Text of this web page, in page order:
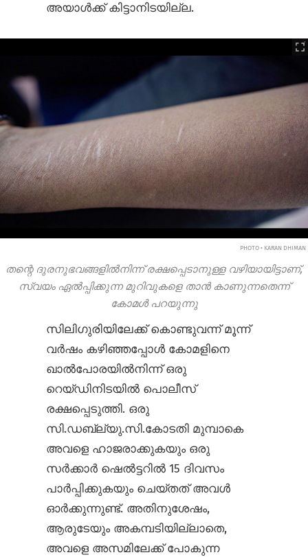
അയാൾക്ക് കിട്ടാനിടയില്ല.
PHOTO • KARAN DHIMAN
തന്റെ ദുരനുഭവങ്ങളിൽനിന്ന് രക്ഷപ്പെടാനുള്ള വഴിയായിട്ടാണ്,
സ്വയം ഏൽ‌പ്പിക്കുന്ന മുറിവുകളെ താൻ കാണുന്നതെന്ന്
കോമൾ പറയുന്നു
സിലിഗുരിയിലേക്ക് കൊണ്ടുവന്ന് മൂന്ന്
വർഷം കഴിഞ്ഞപ്പോൾ കോമളിനെ
ഖാൽ‌പോരയിൽനിന്ന് ഒരു
റെയ്ഡിനിടയിൽ പൊലീസ്
രക്ഷപ്പെടുത്തി. ഒരു
സി.ഡബ്ല്യു.സി.കോടതി മുമ്പാകെ
അവളെ ഹാജരാക്കുകയും ഒരു
സർക്കാർ ഷെൽട്ടറിൽ 15 ദിവസം
പാർപ്പിക്കുകയും ചെയ്തത് അവൾ
ഓർക്കുന്നുണ്ട്. അതിനുശേഷം,
ആരുടേയും അകമ്പടിയില്ലാതെ,
അവളെ അസമിലേക്ക് പോകുന്ന